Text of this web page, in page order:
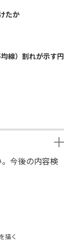
たか
線）割れが示す円
今後の内容検
描く